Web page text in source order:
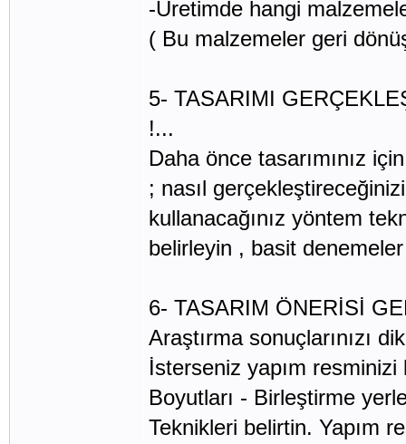
-Üretimde hangi
( Bu malzemeler geri
5- TASARIMI
!...
Daha önce tasarımınız
; nasıl
kullanacağınız yöntem
belirleyin , basit
6- TASARIM ÖNERİSİ
Araştırma sonuçlarınızı
İsterseniz yapım
Boyutları - Birleştirme
Teknikleri belirtin. Yapım